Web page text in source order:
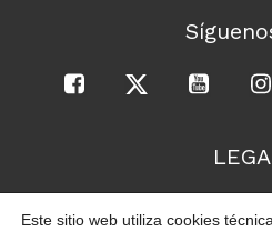
Este sitio web utiliza cookies